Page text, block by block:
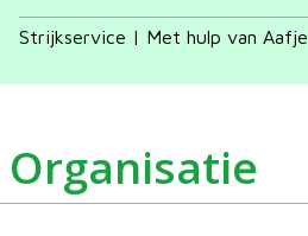
Strijkservice | Met hulp van Aafje
Organisatie